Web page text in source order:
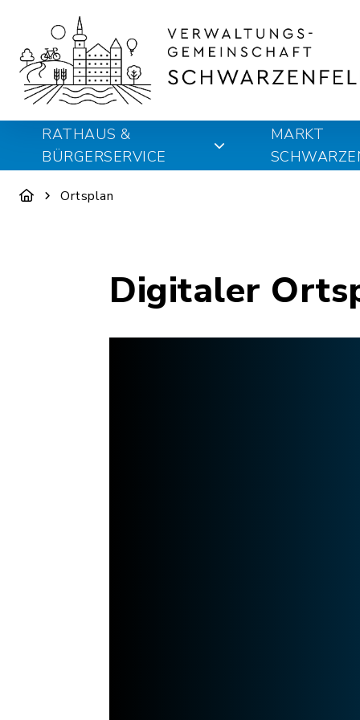
RATHAUS &
BÜRGERSERVICE
MARKT
Ortsplan
Digitaler